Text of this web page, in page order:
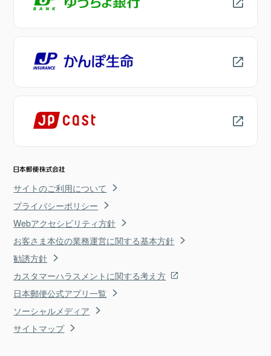
サイトのご利用について
プライバシーポリシー
Webアクセシビリティ方針
お客さま本位の業務運営に関する基本方針
勧誘方針
カスタマーハラスメントに関する考え方
日本郵便公式アプリ一覧
ソーシャルメディア
サイトマップ